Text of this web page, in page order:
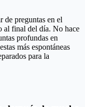
de preguntas en el
al final del día. No hace
profundas en
más espontáneas
para la